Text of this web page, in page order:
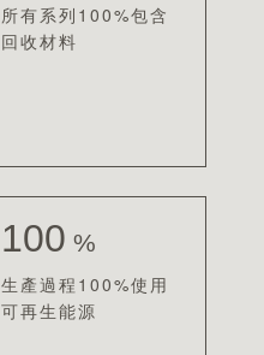
所有系列100%包含
回收材料
100 %
生產過程100%使用
可再生能源